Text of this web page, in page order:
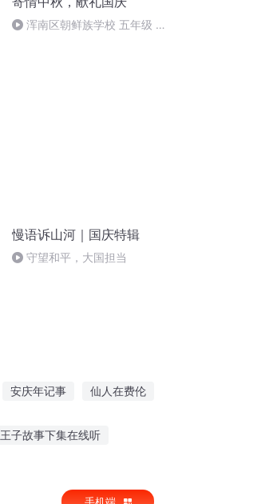
浑南区朝鲜族学校 五年级 孙
慢语诉山河｜国庆特辑
守望和平，大国担当
安庆年记事 仙人在费伦
王子故事下集在线听